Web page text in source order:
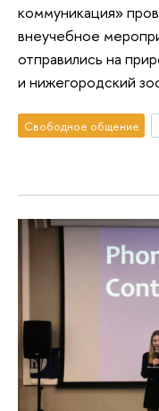
коммуникация»
внеучебное
отправились на
и нижегородский
Свободное общение